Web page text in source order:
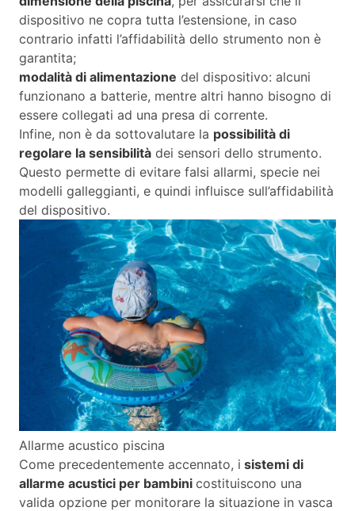
dispositivo ne copra tutta l’estensione, in caso
contrario infatti l’affidabilità dello strumento non è
garantita;
modalità di alimentazione del dispositivo: alcuni
funzionano a batterie, mentre altri hanno bisogno di
essere collegati ad una presa di corrente.
Infine, non è da sottovalutare la possibilità di
regolare la sensibilità dei sensori dello strumento.
Questo permette di evitare falsi allarmi, specie nei
modelli galleggianti, e quindi influisce sull’affidabilità
del dispositivo.
Allarme acustico piscina
Come precedentemente accennato, i sistemi di
allarme acustici per bambini costituiscono una
valida opzione per monitorare la situazione in vasca